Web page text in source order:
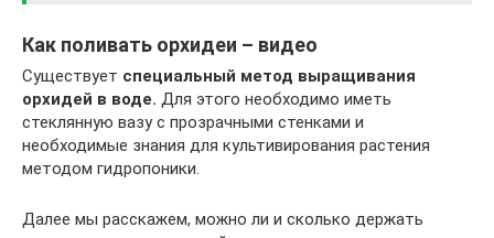
Как поливать орхидеи – видео
Существует специальный метод выращивания
орхидей в воде. Для этого необходимо иметь
стеклянную вазу с прозрачными стенками и
необходимые знания для культивирования растения
методом гидропоники.
Далее мы расскажем, можно ли и сколько держать